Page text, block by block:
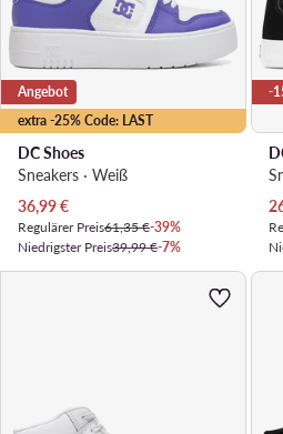
extra -25% Code: LAST
Angebot
DC Shoes
Sneakers · Weiß
Aktueller Preis
36,99€
Regulärer Preis61,35 €-39%
Niedrigster Preis39,99 €-7%
-